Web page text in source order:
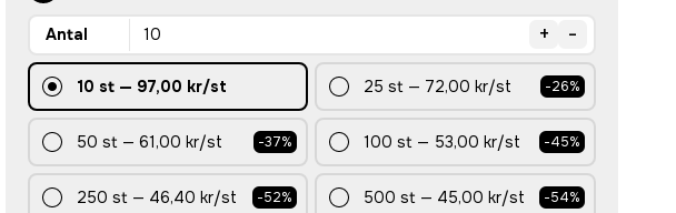
Antal + -
10 st— 97,00 kr/st 25 st — 72,00 kr/st -26%
50 st — 61,00 kr/st -37% 100 st — 53,00 kr/st -45%
250 st — 46,40 kr/st -52% 500 st — 45,00 kr/st -54%